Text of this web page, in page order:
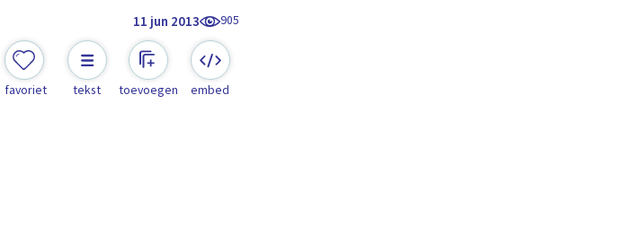
11 jun 2013 905
favoriet tekst toevoegen embed